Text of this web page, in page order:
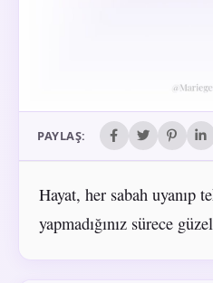
PAYLAŞ:
Hayat, her sabah uyanıp
yapmadığınız sürece